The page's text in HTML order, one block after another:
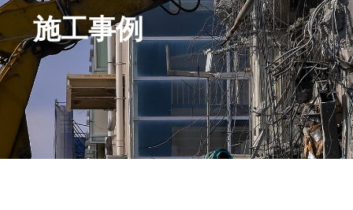
施工事例
v
i
g
a
t
i
o
n